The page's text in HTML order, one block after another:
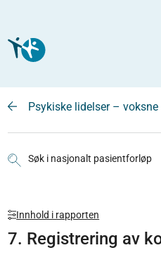
Psykiske lidelser – voksne
Søk i nasjonalt pasientforløp
Innhold i rapporten
7. Registrering av